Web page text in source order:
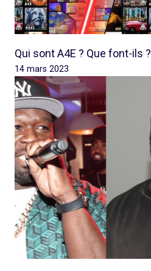
Qui sont A4E ? Que font-ils ?
14 mars 2023